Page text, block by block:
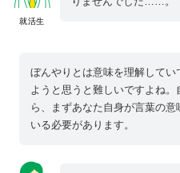
就活生
ぼんやりとは意味を理解してい
ようと思うと難しいですよね
ら、まずあなた自身が言葉の
いる必要があります。